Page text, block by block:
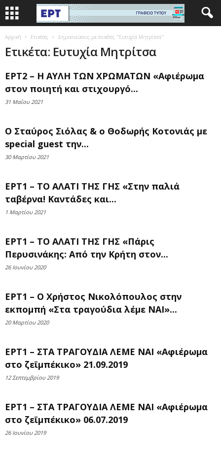
Αρχική Ετικέτες Δημοσιεύσεις με ετικέτες "Ευτυχία Μητρίτσα"
Ετικέτα: Ευτυχία Μητρίτσα
ΕΡΤ2 – Η ΑΥΛΗ ΤΩΝ ΧΡΩΜΑΤΩΝ «Αφιέρωμα
στον ποιητή και στιχουργό...
31 Μαΐου 2021
Ο Σταύρος Σιόλας & ο Θοδωρής Κοτονιάς με
special guest την...
30 Μαρτίου 2021
ΕΡΤ1 – ΤΟ ΑΛΑΤΙ ΤΗΣ ΓΗΣ «Στην παλιά
ταβέρνα! Καντάδες και...
1 Μαρτίου 2021
ΕΡΤ1 – ΤΟ ΑΛΑΤΙ ΤΗΣ ΓΗΣ «Πάρις
Περυσινάκης: Από την Κρήτη στον...
26 Ιουνίου 2020
ΕΡΤ1 – Ο Χρήστος Νικολόπουλος στην
εκπομπή «Στα τραγούδια λέμε ΝΑΙ»...
20 Μαρτίου 2020
ΕΡΤ1 – ΣΤΑ ΤΡΑΓΟΥΔΙΑ ΛΕΜΕ ΝΑΙ «Αφιέρωμα
στο ζεϊμπέκικο» 21.09.2019
12 Σεπτεμβρίου 2019
ΕΡΤ1 – ΣΤΑ ΤΡΑΓΟΥΔΙΑ ΛΕΜΕ ΝΑΙ «Αφιέρωμα
στο ζεϊμπέκικο» 06.07.2019
26 Ιουνίου 2019